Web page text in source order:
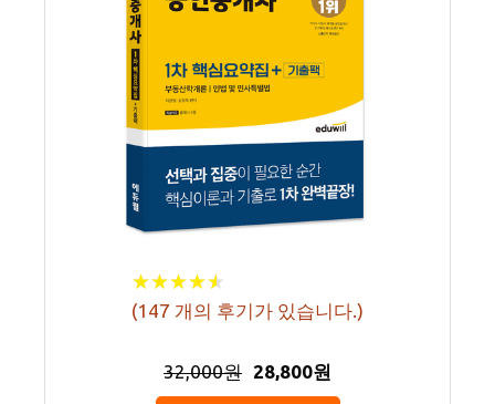
★★★★★
★★★★★
(147 개의 후기가 있습니다.)
32,000원 28,800원